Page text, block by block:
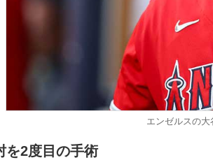
エンゼルスの大
を2度目の手術